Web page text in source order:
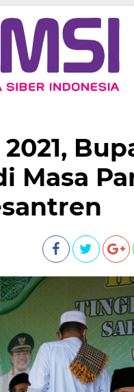
Masa